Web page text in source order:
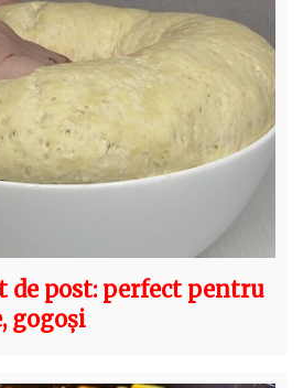
de post: perfect pentru
gogoși